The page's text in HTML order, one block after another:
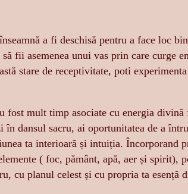
a fi deschisă pentru a face loc
fii asemenea unui vas prin care curge
stare de receptivitate, poti
fost mult timp asociate cu energia
în dansul sacru, ai oportunitatea de a
ta interioară și intuiția. Încorporand
( foc, pământ, apă, aer și spirit),
cu planul celest și cu propria ta esență